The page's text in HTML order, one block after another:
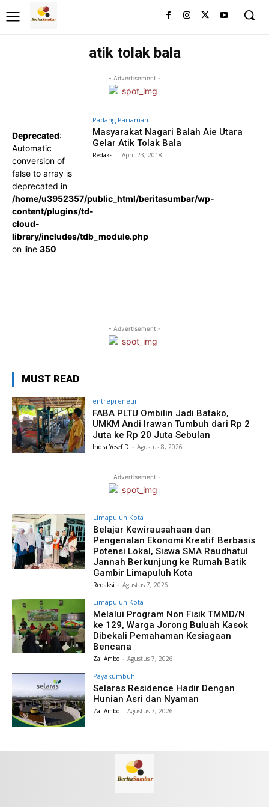
atik tolak bala
- Advertisement -
Deprecated:
Automatic
conversion of
false to array is
deprecated in
/home/u3952357/public_html/beritasumbar/wp-
content/plugins/td-
cloud-
library/includes/tdb_module.php
on line 350
Padang Pariaman
Masyarakat Nagari Balah Aie Utara
Gelar Atik Tolak Bala
Redaksi - April 23, 2018
- Advertisement -
MUST READ
entrepreneur
FABA PLTU Ombilin Jadi Batako,
UMKM Andi Irawan Tumbuh dari Rp 2
Juta ke Rp 20 Juta Sebulan
Indra Yosef D - Agustus 8, 2026
- Advertisement -
Limapuluh Kota
Belajar Kewirausahaan dan
Pengenalan Ekonomi Kreatif Berbasis
Potensi Lokal, Siswa SMA Raudhatul
Jannah Berkunjung ke Rumah Batik
Gambir Limapuluh Kota
Redaksi - Agustus 7, 2026
Limapuluh Kota
Melalui Program Non Fisik TMMD/N
ke 129, Warga Jorong Buluah Kasok
Dibekali Pemahaman Kesiagaan
Bencana
Zal Ambo - Agustus 7, 2026
Payakumbuh
Selaras Residence Hadir Dengan
Hunian Asri dan Nyaman
Zal Ambo - Agustus 7, 2026